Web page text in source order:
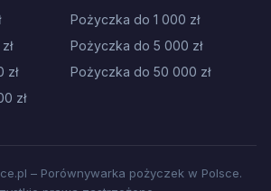
Pożyczka do 1 000 zł
Pożyczka do 5 000 zł
zł
Pożyczka do 50 000 zł
zł
– Porównywarka pożyczek w Polsce.